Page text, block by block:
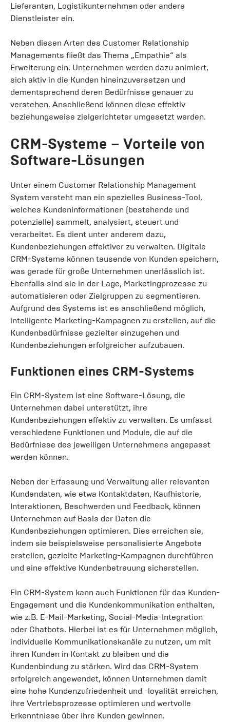
Lieferanten, Logistikunternehmen oder andere
Dienstleister ein.
Neben diesen Arten des Customer Relationship
Managements fließt das Thema „Empathie“ als
Erweiterung ein. Unternehmen werden dazu animiert,
sich aktiv in die Kunden hineinzuversetzen und
dementsprechend deren Bedürfnisse genauer zu
verstehen. Anschließend können diese effektiv
beziehungsweise zielgerichteter umgesetzt werden.
CRM-Systeme – Vorteile von
Software-Lösungen
Unter einem Customer Relationship Management
System versteht man ein spezielles Business-Tool,
welches Kundeninformationen (bestehende und
potenzielle) sammelt, analysiert, steuert und
verarbeitet. Es dient unter anderem dazu,
Kundenbeziehungen effektiver zu verwalten. Digitale
CRM-Systeme können tausende von Kunden speichern,
was gerade für große Unternehmen unerlässlich ist.
Ebenfalls sind sie in der Lage, Marketingprozesse zu
automatisieren oder Zielgruppen zu segmentieren.
Aufgrund des Systems ist es anschließend möglich,
intelligente Marketing-Kampagnen zu erstellen, auf die
Kundenbedürfnisse gezielter einzugehen und
Kundenbeziehungen erfolgreicher aufzubauen.
Funktionen eines CRM-Systems
Ein CRM-System ist eine Software-Lösung, die
Unternehmen dabei unterstützt, ihre
Kundenbeziehungen effektiv zu verwalten. Es umfasst
verschiedene Funktionen und Module, die auf die
Bedürfnisse des jeweiligen Unternehmens angepasst
werden können.
Neben der Erfassung und Verwaltung aller relevanten
Kundendaten, wie etwa Kontaktdaten, Kaufhistorie,
Interaktionen, Beschwerden und Feedback, können
Unternehmen auf Basis der Daten die
Kundenbeziehungen optimieren. Dies erreichen sie,
indem sie beispielsweise personalisierte Angebote
erstellen, gezielte Marketing-Kampagnen durchführen
und eine effektive Kundenbetreuung sicherstellen.
Ein CRM-System kann auch Funktionen für das Kunden-
Engagement und die Kundenkommunikation enthalten,
wie z.B. E-Mail-Marketing, Social-Media-Integration
oder Chatbots. Hierbei ist es für Unternehmen möglich,
individuelle Kommunikationskanäle zu nutzen, um mit
ihren Kunden in Kontakt zu bleiben und die
Kundenbindung zu stärken. Wird das CRM-System
erfolgreich angewendet, können Unternehmen damit
eine hohe Kundenzufriedenheit und -loyalität erreichen,
ihre Vertriebsprozesse optimieren und wertvolle
Erkenntnisse über ihre Kunden gewinnen.